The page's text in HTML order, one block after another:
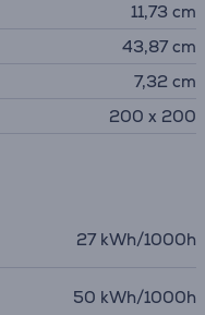
11,73 cm
43,87 cm
7,32 cm
200 x 200
27 kWh/1000h
50 kWh/1000h